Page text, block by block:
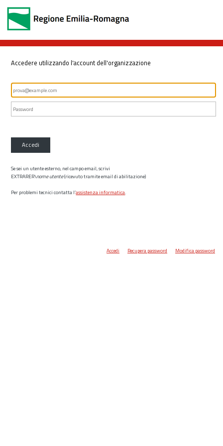
Accedere utilizzando l'account dell'organizzazione
Accedi
Se sei un utente esterno, nel campo email, scrivi
EXTRARER\nome utente(ricevuto tramite email di abilitazione)
Per problemi tecnici contatta l’assistenza informatica.
Accedi Recupera password Modifica password